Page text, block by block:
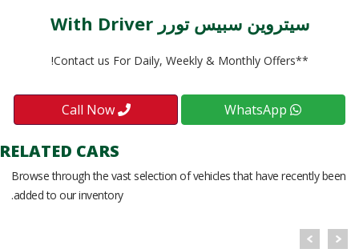
سيتروين سبيس تورر With Driver
**Contact us For Daily, Weekly & Monthly Offers!
WhatsApp
Call Now
RELATED CARS
Browse through the vast selection of vehicles that have recently been
added to our inventory.